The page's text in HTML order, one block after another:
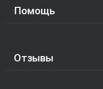
Помощь
Отзывы